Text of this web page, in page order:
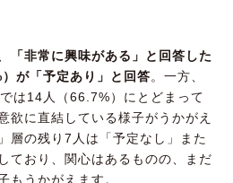
「非常に興味がある」と回答した
が「予定あり」と回答。一方、
は14人（66.7%）にとどまって
欲に直結している様子がうかがえ
層の残り7人は「予定なし」また
ており、関心はあるものの、まだ
もうかがえます。